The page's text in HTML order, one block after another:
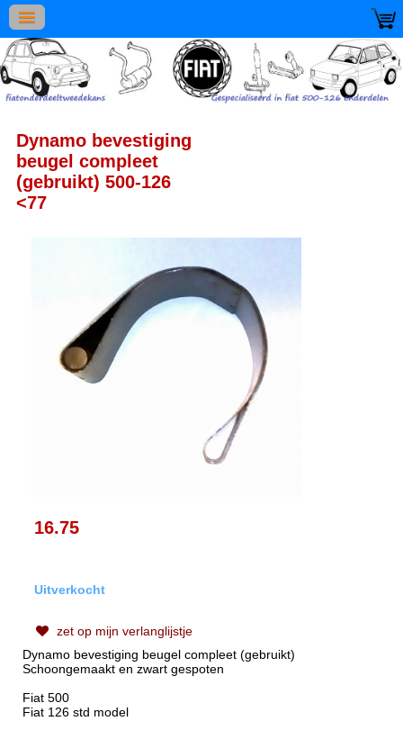
Dynamo bevestiging
beugel compleet
(gebruikt) 500-126
<77
16.75
Uitverkocht
zet op mijn verlanglijstje
Dynamo bevestiging beugel compleet (gebruikt)
Schoongemaakt en zwart gespoten
Fiat 500
Fiat 126 std model